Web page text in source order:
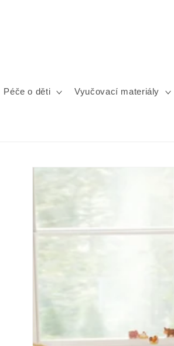
Péče o děti Vyučovací materiály